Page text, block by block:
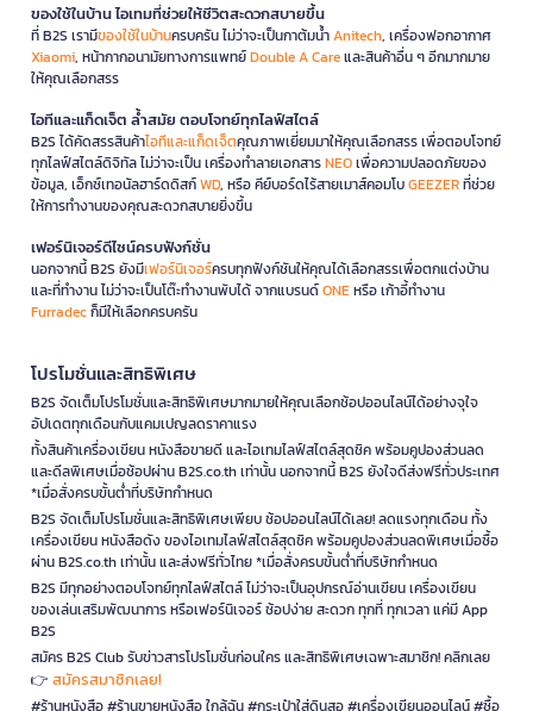
ของใช้ในบ้าน ไอเทมที่ช่วยให้ชีวิตสะดวกสบายขึ้น
ที่ B2S เรามีของใช้ในบ้านครบครัน ไม่ว่าจะเป็นกาต้มน้ำAnitech, เครื่องฟอกอากาศ
Xiaomi, หน้ากากอนามัยทางการแพทย์Double A Careและสินค้าอื่น ๆ อีกมากมาย
ให้คุณเลือกสรร
ไอทีและแก็ดเจ็ต ล้ำสมัย ตอบโจทย์ทุกไลฟ์สไตล์
B2S ได้คัดสรรสินค้าไอทีและแก็ดเจ็ตคุณภาพเยี่ยมมาให้คุณเลือกสรร เพื่อตอบโจทย์
ทุกไลฟ์สไตล์ดิจิทัล ไม่ว่าจะเป็น เครื่องทำลายเอกสารNEOเพื่อความปลอดภัยของ
ข้อมูล, เอ็กซ์เทอนัลฮาร์ดดิสก์WD, หรือ คีย์บอร์ดไร้สายเมาส์คอมโบGEEZERที่ช่วย
ให้การทำงานของคุณสะดวกสบายยิ่งขึ้น
เฟอร์นิเจอร์ดีไซน์ครบฟังก์ชั่น
นอกจากนี้ B2S ยังมีเฟอร์นิเจอร์ครบทุกฟังก์ชันให้คุณได้เลือกสรรเพื่อตกแต่งบ้าน
และที่ทำงาน ไม่ว่าจะเป็นโต๊ะทำงานพับได้ จากแบรนด์ONEหรือ เก้าอี้ทำงาน
Furradecก็มีให้เลือกครบครัน
โปรโมชั่นและสิทธิพิเศษ
B2S จัดเต็มโปรโมชั่นและสิทธิพิเศษมากมายให้คุณเลือกช้อปออนไลน์ได้อย่างจุใจ
อัปเดตทุกเดือนกับแคมเปญลดราคาแรง
ทั้งสินค้าเครื่องเขียน หนังสือขายดี และไอเทมไลฟ์สไตล์สุดชิค พร้อมคูปองส่วนลด
และดีลพิเศษเมื่อช้อปผ่าน B2S.co.th เท่านั้น นอกจากนี้ B2S ยังใจดีส่งฟรีทั่วประเทศ
*เมื่อสั่งครบขั้นต่ำที่บริษัทกำหนด
B2S จัดเต็มโปรโมชั่นและสิทธิพิเศษเพียบ ช้อปออนไลน์ได้เลย! ลดแรงทุกเดือน ทั้ง
เครื่องเขียน หนังสือดัง ของไอเทมไลฟ์สไตล์สุดชิค พร้อมคูปองส่วนลดพิเศษเมื่อซื้อ
ผ่าน B2S.co.th เท่านั้น และส่งฟรีทั่วไทย *เมื่อสั่งครบขั้นต่ำที่บริษัทกำหนด
B2S มีทุกอย่างตอบโจทย์ทุกไลฟ์สไตล์ ไม่ว่าจะเป็นอุปกรณ์อ่านเขียน เครื่องเขียน
ของเล่นเสริมพัฒนาการ หรือเฟอร์นิเจอร์ ช้อปง่าย สะดวก ทุกที่ ทุกเวลา แค่มี App
B2S
สมัคร B2S Club รับข่าวสารโปรโมชั่นก่อนใคร และสิทธิพิเศษเฉพาะสมาชิก! คลิกเลย
👉 สมัครสมาชิกเลย!
#ร้านหนังสือ #ร้านขายหนังสือ ใกล้ฉัน #กระเป๋าใส่ดินสอ #เครื่องเขียนออนไลน์ #ซื้อ